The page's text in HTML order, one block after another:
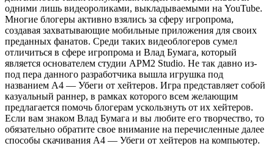
одними лишь видеороликами, выкладываемыми на YouTube.
Многие блогеры активно взялись за сферу игропрома,
создавая захватывающие мобильные приложения для своих
преданных фанатов. Среди таких видеоблогеров сумел
отличиться в сфере игропрома и Влад Бумага, который
является основателем студии APM2 Studio. Не так давно из-
под пера данного разработчика вышла игрушка под
названием А4 — Убеги от хейтеров. Игра представляет собой
казуальный раннер, в рамках которого всем желающим
предлагается помочь блогерам ускользнуть от их хейтеров.
Если вам знаком Влад Бумага и вы любите его творчество, то
обязательно обратите свое внимание на перечисленные далее
способы скачивания А4 — Убеги от хейтеров на компьютер.